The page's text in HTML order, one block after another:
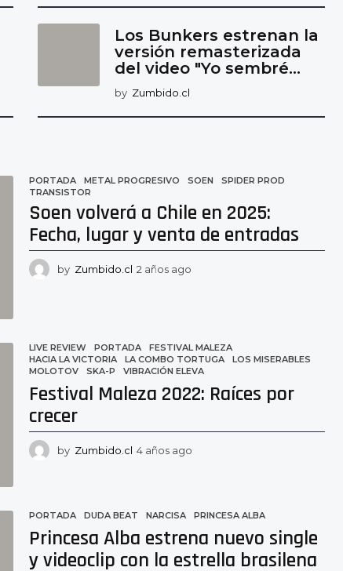
Los Bunkers estrenan la
versión remasterizada
del video "Yo sembré...
by Zumbido.cl
PORTADA METAL PROGRESIVO ,SOEN ,SPIDER PROD
TRANSISTOR
Soen volverá a Chile en 2025:
Fecha, lugar y venta de entradas
by Zumbido.cl 2 años ago
a
g
o
LIVE REVIEW ,PORTADA FESTIVAL MALEZA
HACIA LA VICTORIA
,LA COMBO TORTUGA ,LOS MISERABLES
MOLOTOV
,SKA-P ,VIBRACIÓN ELEVA
Festival Maleza 2022: Raíces por
crecer
by Zumbido.cl 4 años ago
s
g
o
PORTADA DUDA BEAT ,NARCISA ,PRINCESA ALBA
Princesa Alba estrena nuevo single
y videoclip con la estrella brasilena